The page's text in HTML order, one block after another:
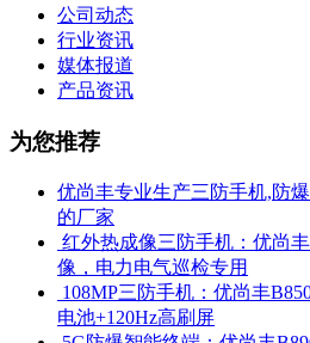
公司动态
行业资讯
媒体报道
产品资讯
为您推荐
优尚丰专业生产三防手机,防
的厂家
红外热成像三防手机：优尚
像，电力电气巡检专用
108MP三防手机：优尚丰
电池+120Hz高刷屏